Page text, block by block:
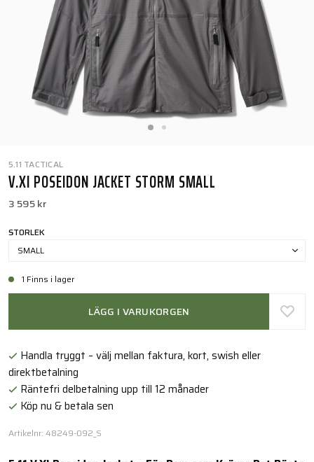
5.11 TACTICAL
V.XI POSEIDON JACKET STORM SMALL
3 595 kr
STORLEK
SMALL
1 Finns i lager
LÄGG I VARUKORGEN
Handla tryggt – välj mellan faktura, kort, swish eller
direktbetalning
Räntefri delbetalning upp till 12 månader
Köp nu & betala sen
Artikelnr: 48249-092_S